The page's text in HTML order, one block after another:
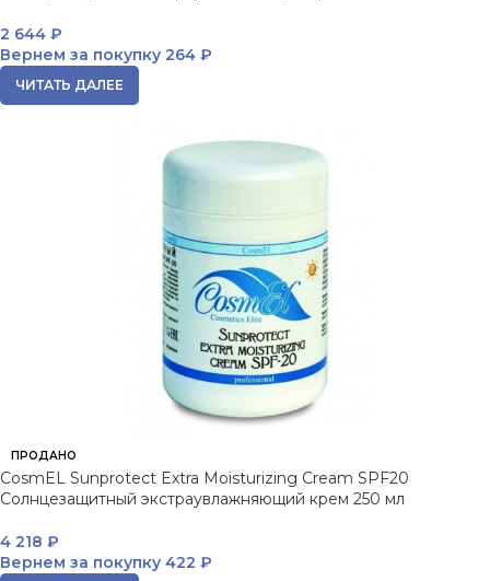
2 644 ₽
Вернем за покупку 264 ₽
ЧИТАТЬ ДАЛЕЕ
ПРОДАНО
CosmEL Sunprotect Extra Moisturizing Cream SPF20
Солнцезащитный экстраувлажняющий крем 250 мл
4 218 ₽
Вернем за покупку 422 ₽